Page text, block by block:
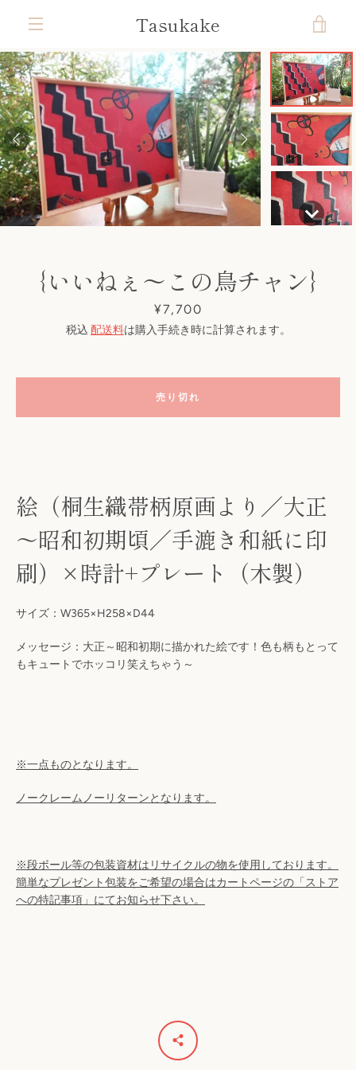
ン
ツ
に
ス
キ
ッ
プ
す
る
ニ
ュ
ー
も
一
Tasukake
ー
ト
を
見
る
｛いいねぇ～この鳥チャン｝
価
格
¥7,700
税込 配送料は購入手続き時に計算されます。
絵（桐生織帯柄原画より／大正
～昭和初期頃／手漉き和紙に印
刷）×時計+プレート（木製）
サイズ：W365×H258×D44
メッセージ： 大正～昭和初期に描かれた絵です！色も柄もとって
もキュートでホッコリ笑えちゃう～
※一点ものとなります。
ノークレームノーリターンとなります。
※段ボール等の包装資材はリサイクルの物を使用しております。
簡単なプレゼント包装をご希望の場合はカートページの「ストア
への特記事項」にてお知らせ下さい。
売り切れ
前
へ
次
へ
ス
ド
ス
ラ
イ
ド
ス
ラ
イ
ド
3
ス
ラ
イ
ド
4
ス
ラ
イ
ド
5
ス
ラ
イ
ド
6
ス
ラ
イ
ド
7
ス
ラ
イ
ド
8